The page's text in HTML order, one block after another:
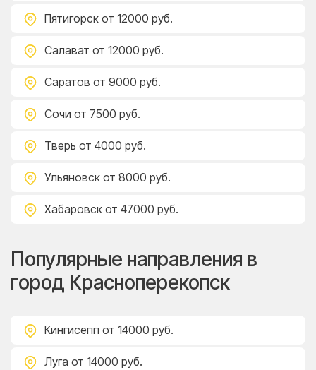
Пятигорск от 12000 руб.
Салават от 12000 руб.
Саратов от 9000 руб.
Сочи от 7500 руб.
Тверь от 4000 руб.
Ульяновск от 8000 руб.
Хабаровск от 47000 руб.
Популярные направления в
город Красноперекопск
Кингисепп от 14000 руб.
Луга от 14000 руб.